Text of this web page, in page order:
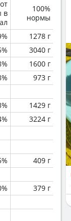
в
100%
нормы
1278 г
3040 г
1600 г
973 г
1429 г
3224 г
409 г
379 г